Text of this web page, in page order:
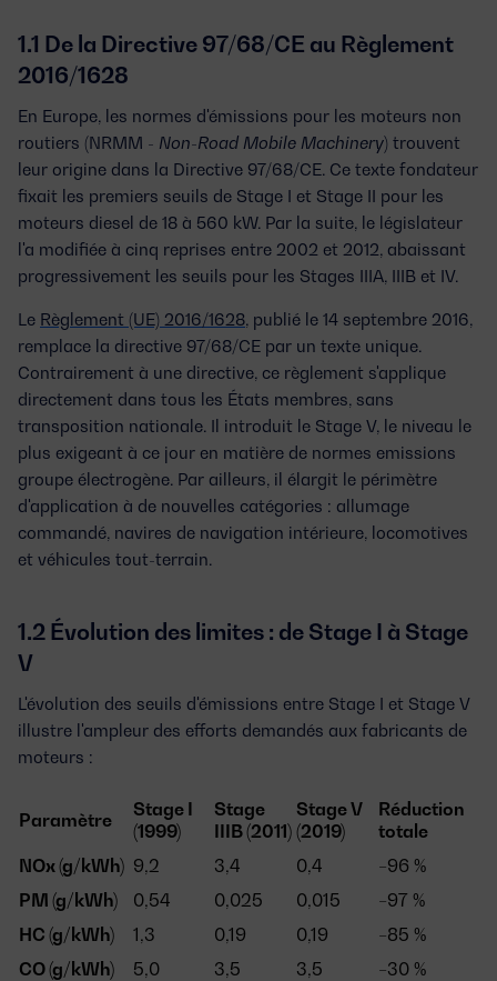
1.1 De la Directive 97/68/CE au Règlement
2016/1628
En Europe, les normes d'émissions pour les moteurs non
routiers (NRMM - Non-Road Mobile Machinery) trouvent
leur origine dans la Directive 97/68/CE . Ce texte fondateur
fixait les premiers seuils de Stage I et Stage II pour les
moteurs diesel de 18 à 560 kW. Par la suite, le législateur
l'a modifiée à cinq reprises entre 2002 et 2012, abaissant
progressivement les seuils pour les Stages IIIA, IIIB et IV.
Le Règlement (UE) 2016/1628 , publié le 14 septembre 2016,
remplace la directive 97/68/CE par un texte unique.
Contrairement à une directive, ce règlement s'applique
directement dans tous les États membres, sans
transposition nationale. Il introduit le Stage V, le niveau le
plus exigeant à ce jour en matière de normes emissions
groupe électrogène . Par ailleurs, il élargit le périmètre
d'application à de nouvelles catégories : allumage
commandé, navires de navigation intérieure, locomotives
et véhicules tout-terrain.
1.2 Évolution des limites : de Stage I à Stage
V
L'évolution des seuils d'émissions entre Stage I et Stage V
illustre l'ampleur des efforts demandés aux fabricants de
moteurs :
Paramètre
Stage I
(1999)
Stage
IIIB (2011)
Stage V
(2019)
Réduction
totale
NOx (g/kWh) 9,2 3,4 0,4
−96 %
PM (g/kWh)
0,54 0,025 0,015
−97 %
HC (g/kWh)
1,3 0,19 0,19
−85 %
CO (g/kWh)
5,0 3,5 3,5 −30 %